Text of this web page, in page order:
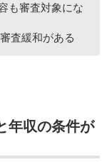
も審査対象にな
査緩和がある
年収の条件が